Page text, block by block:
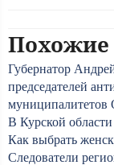
Похожие
Губернатор
председателей
муниципалитетов
В Курской
Как выбрать
Следователи